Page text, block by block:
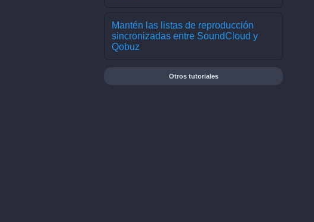
Mantén las listas de reproducción
sincronizadas entre SoundCloud y
Qobuz
Otros tutoriales